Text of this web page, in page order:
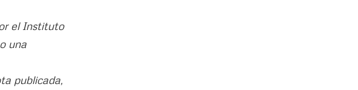
el Instituto
una
publicada,